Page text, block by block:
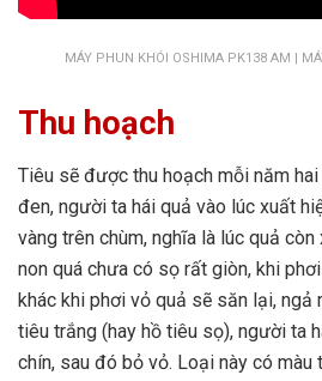
MÁY PHUN KHÓI OSHIMA PK138 AM |
Thu hoạch
Tiêu sẽ được thu hoạch mỗi năm
đen, người ta hái quả vào lúc xuất
vàng trên chùm, nghĩa là lúc quả còn
non quá chưa có sọ rất giòn, khi
khác khi phơi vỏ quả sẽ săn lại, ngả
tiêu trắng (hay hồ tiêu sọ), người ta
chín, sau đó bỏ vỏ. Loại này có màu